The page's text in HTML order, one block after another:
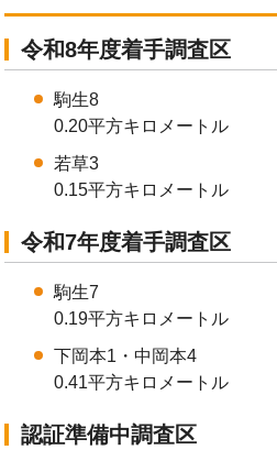
令和8年度着手調査区
駒生8
0.20平方キロメートル
若草3
0.15平方キロメートル
令和7年度着手調査区
駒生7
0.19平方キロメートル
下岡本1・中岡本4
0.41平方キロメートル
認証準備中調査区